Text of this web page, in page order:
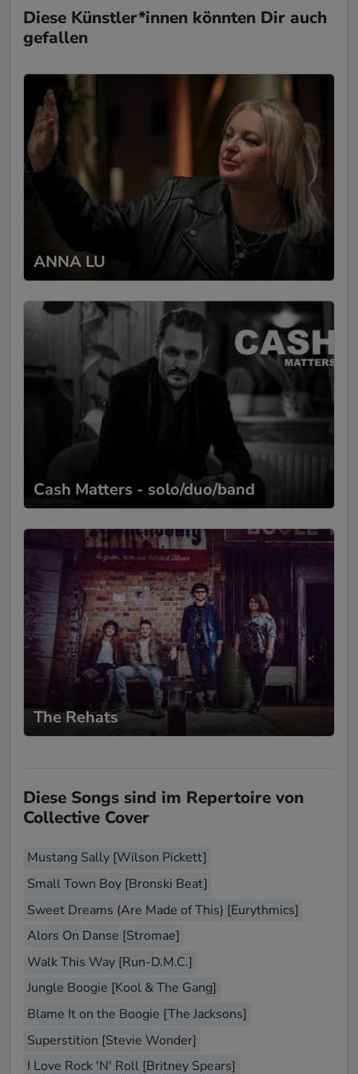
Diese Künstler*innen könnten Dir auch
gefallen
ANNA LU
Cash Matters - solo/duo/band
The Rehats
Diese Songs sind im Repertoire von
Collective Cover
Mustang Sally [Wilson Pickett]
Small Town Boy [Bronski Beat]
Sweet Dreams (Are Made of This) [Eurythmics]
Alors On Danse [Stromae]
Walk This Way [Run-D.M.C.]
Jungle Boogie [Kool & The Gang]
Blame It on the Boogie [The Jacksons]
Superstition [Stevie Wonder]
I Love Rock 'N' Roll [Britney Spears]